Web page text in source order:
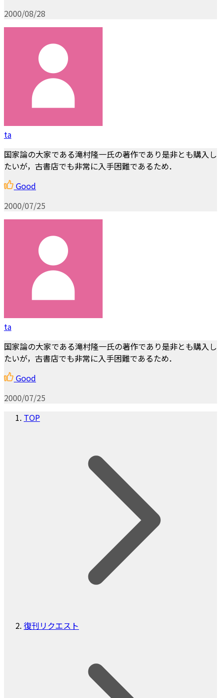
2000/08/28
ta
国家論の大家である滝村隆一氏の著作であり是非とも購入し
たいが，古書店でも非常に入手困難であるため．
Good
2000/07/25
ta
国家論の大家である滝村隆一氏の著作であり是非とも購入し
たいが，古書店でも非常に入手困難であるため．
Good
2000/07/25
TOP
復刊リクエスト